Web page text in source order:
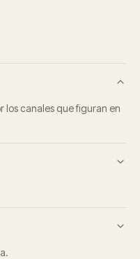
los canales que figuran en